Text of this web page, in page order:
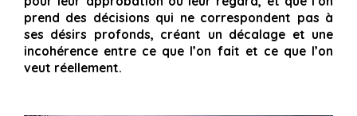
prend des décisions qui ne correspondent pas à
ses désirs profonds, créant un décalage et une
incohérence entre ce que l’on fait et ce que l’on
veut réellement.